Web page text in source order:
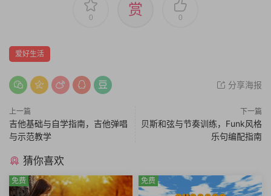
0 赏 0
爱好生活
分享海报
上一篇
吉他基础与自学指南，吉他弹唱
与示范教学
下一篇
贝斯和弦与节奏训练，Funk风格
乐句编配指南
猜你喜欢
免费 免费